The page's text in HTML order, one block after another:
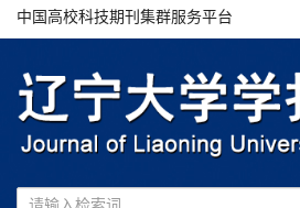
中国高校科技期刊集群服务平台